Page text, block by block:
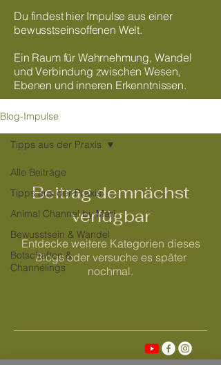
Du findest hier Impulse aus einer
bewusstseinsoffenen Welt.
Ein Raum für Wahrnehmung, Wandel
und Verbindung zwischen Wesen,
Ebenen und inneren Erkenntnissen.
Blog-Impulse
Alle Beiträge
Tipps aus der Praxis
Animal Channel by Mari
Bewusstsein & Wandel
Botschaften &
Channelings
Tipps aus der Praxis
Beitrag demnächst
verfügbar
Entdecke weitere Kategorien dieses
Blogs oder versuche es später
nochmal.